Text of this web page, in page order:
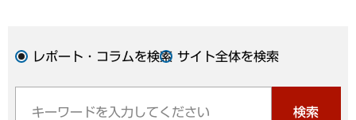
レポート・コラムを検索 サイト全体を検索
検索